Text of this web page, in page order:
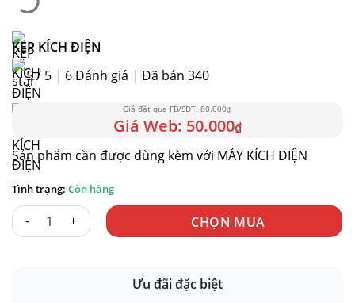
KẸP KÍCH ĐIỆN
5 / 5 | 6Đánh giá | Đã bán 340
80.000₫
50.000₫
Sản phẩm cần được dùng kèm với MÁY KÍCH ĐIỆN
Còn hàng
KẸP KÍCH ĐIỆN số lượng CHỌN MUA
Ưu đãi đặc biệt